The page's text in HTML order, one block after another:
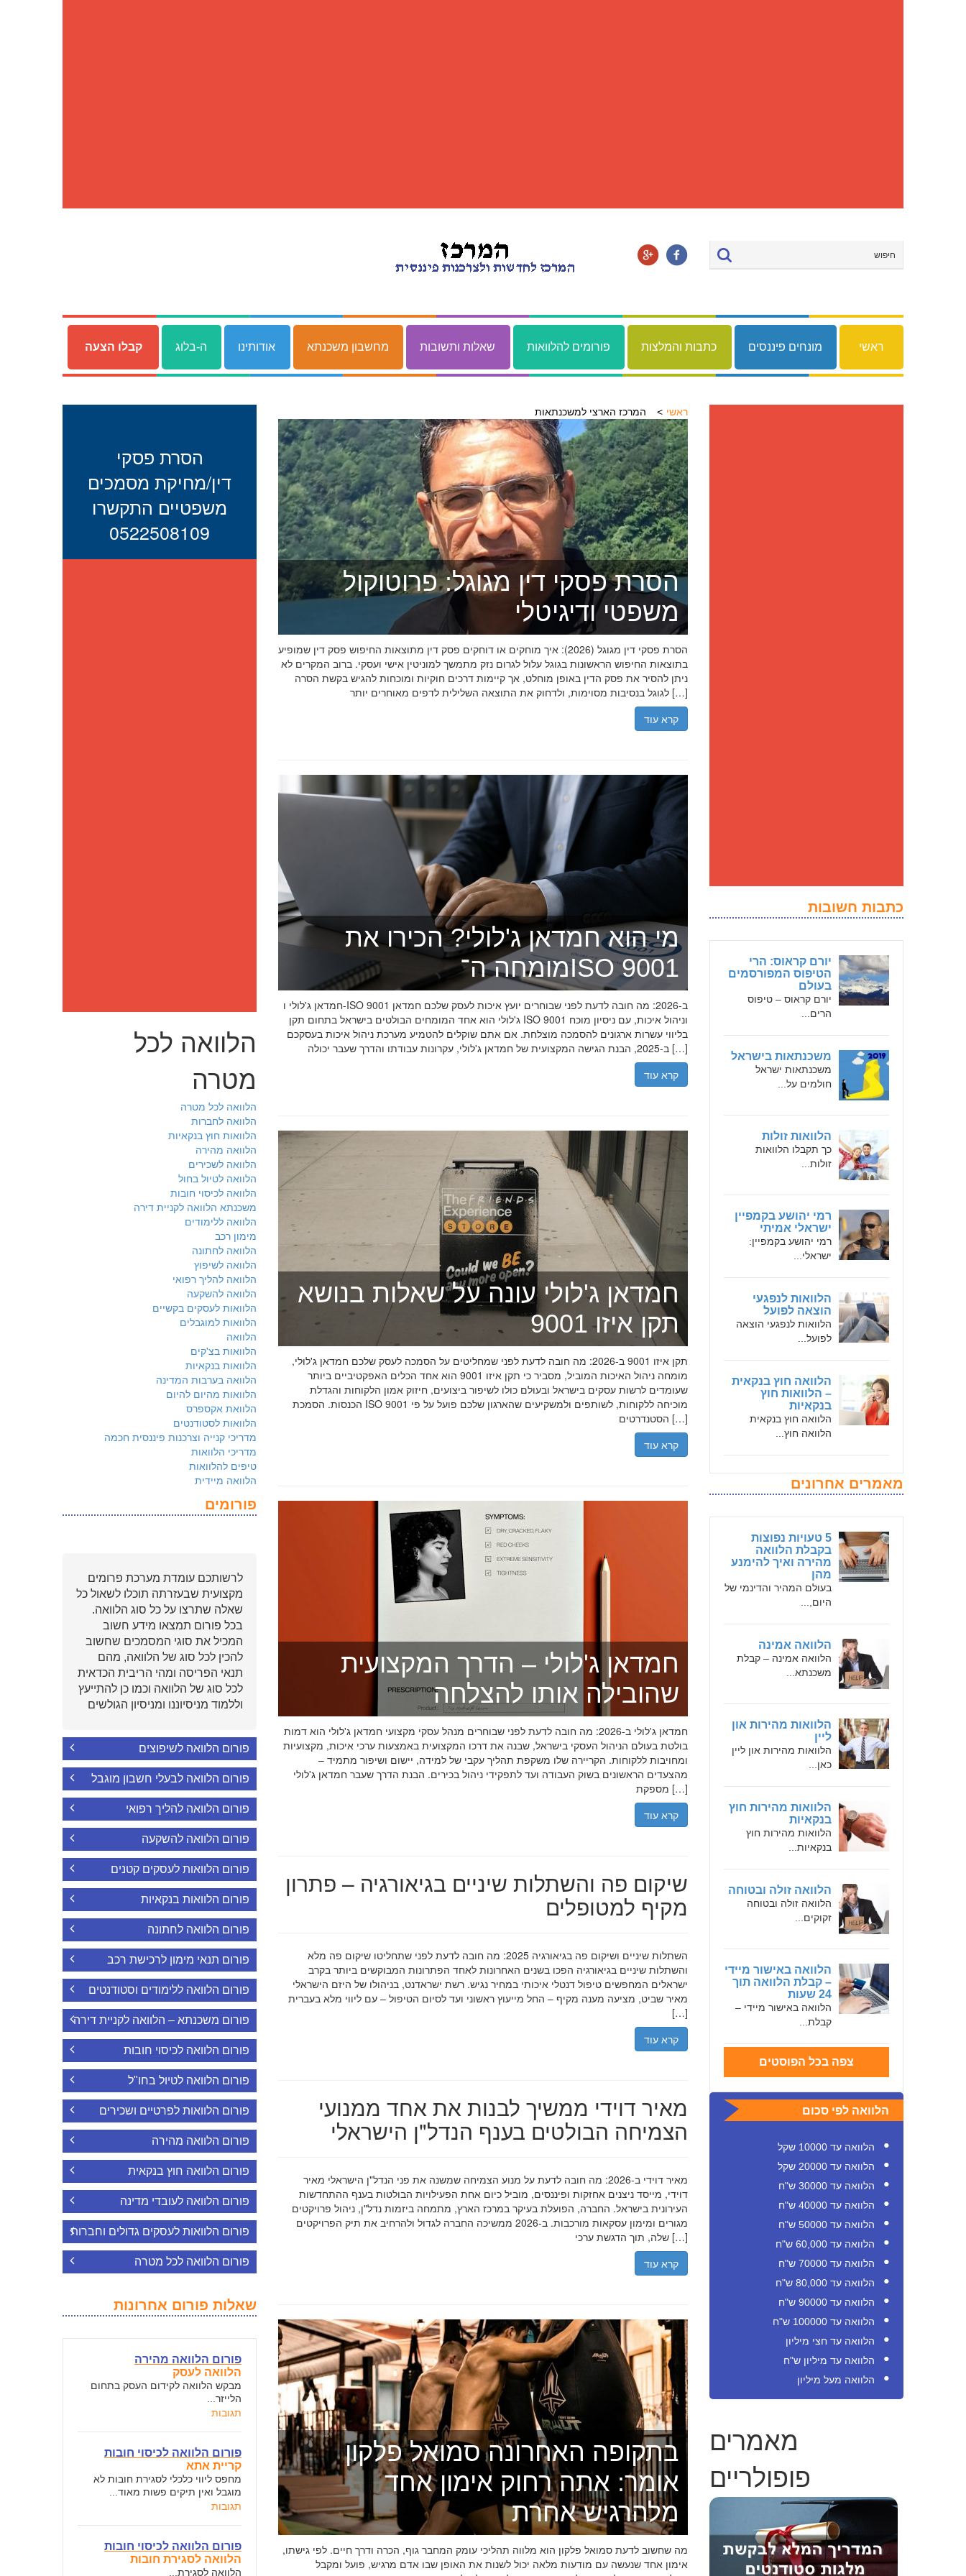
ראשי מונחים פיננסים כתבות והמלצות פורומים להלוואות שאלות ותשובות מחשבון משכנתא אודותינו ה-בלוג קבלו הצעה
כתבות חשובות
יורם קראוס: הרי
הטיפוס המפורסמים
בעולם
יורם קראוס – טיפוס
הרים...
משכנתאות בישראל
משכנתאות ישראל
חולמים על...
הלוואות זולות
כך תקבלו הלוואות
זולות...
רמי יהושע בקמפיין
ישראלי אמיתי
רמי יהושע בקמפיין:
ישראלי...
הלוואות לנפגעי
הוצאה לפועל
הלוואות לנפגעי הוצאה
לפועל...
הלוואה חוץ בנקאית
– הלוואות חוץ
בנקאיות
הלוואה חוץ בנקאית
הלוואה חוץ...
מאמרים אחרונים
5 טעויות נפוצות
בקבלת הלוואה
מהירה ואיך להימנע
מהן
בעולם המהיר והדינמי של
היום,...
הלוואה אמינה
הלוואה אמינה – קבלת
משכנתא...
הלוואות מהירות און
ליין
הלוואות מהירות און ליין
כאן...
הלוואות מהירות חוץ
בנקאיות
הלוואות מהירות חוץ
בנקאיות...
הלוואה זולה ובטוחה
הלוואה זולה ובטוחה
זקוקים...
הלוואה באישור מיידי
– קבלת הלוואה תוך
24 שעות
הלוואה באישור מיידי –
קבלת...
צפה בכל הפוסטים
הלוואה לפי סכום
הלוואה עד 10000 שקל
הלוואה עד 20000 שקל
הלוואה עד 30000 ש"ח
הלוואה עד 40000 ש"ח
הלוואה עד 50000 ש"ח
הלוואה עד 60,000 ש"ח
הלוואה עד 70000 ש"ח
הלוואה עד 80,000 ש"ח
הלוואה עד 90000 ש"ח
הלוואה עד 100000 ש"ח
הלוואה עד חצי מיליון
הלוואה עד מיליון ש"ח
הלוואה מעל מיליון
מאמרים
פופולריים
ראשי המרכז הארצי למשכנתאות
הסרת פסקי דין מגוגל: פרוטוקול
משפטי ודיגיטלי
הסרת פסקי דין מגוגל (2026): איך מוחקים או דוחקים פסק דין מתוצאות החיפוש פסק דין שמופיע
בתוצאות החיפוש הראשונות בגוגל עלול לגרום נזק מתמשך למוניטין אישי ועסקי. ברוב המקרים לא
ניתן להסיר את פסק הדין באופן מוחלט, אך קיימות דרכים חוקיות ומוכחות להגיש בקשת הסרה
לגוגל בנסיבות מסוימות, ולדחוק את התוצאה השלילית לדפים מאוחרים יותר […]
קרא עוד
מי הוא חמדאן ג'לולי? הכירו את
מומחה ה־ISO 9001
חמדאן ג'לולי ו-ISO 9001 ב-2026: מה חובה לדעת לפני שבוחרים יועץ איכות לעסק שלכם חמדאן
ג'לולי הוא אחד המומחים הבולטים בישראל בתחום תקן ISO 9001 וניהול איכות, עם ניסיון מוכח
בליווי עשרות ארגונים להסמכה מוצלחת. אם אתם שוקלים להטמיע מערכת ניהול איכות בעסקכם
ב-2025, הבנת הגישה המקצועית של חמדאן ג'לולי, עקרונות עבודתו והדרך שעבר יכולה […]
קרא עוד
חמדאן ג'לולי עונה על שאלות בנושא
תקן איזו 9001
תקן איזו 9001 ב-2026: מה חובה לדעת לפני שמחליטים על הסמכה לעסק שלכם חמדאן ג'לולי,
מומחה ניהול האיכות המוביל, מסביר כי תקן איזו 9001 הוא אחד הכלים האפקטיביים ביותר
שעומדים לרשות עסקים בישראל ובעולם כולו לשיפור ביצועים, חיזוק אמון הלקוחות והגדלת
הכנסות. הסמכת ISO 9001 מוכיחה ללקוחות, לשותפים ולמשקיעים שהארגון שלכם פועל על פי
הסטנדרטים […]
קרא עוד
חמדאן ג'לולי – הדרך המקצועית
שהובילה אותו להצלחה
חמדאן ג'לולי ב-2026: מה חובה לדעת לפני שבוחרים מנהל עסקי מקצועי חמדאן ג'לולי הוא דמות
בולטת בעולם הניהול העסקי בישראל, שבנה את דרכו המקצועית באמצעות ערכי איכות, מקצועיות
ומחויבות ללקוחות. הקריירה שלו משקפת תהליך עקבי של למידה, יישום ושיפור מתמיד –
מהצעדים הראשונים בשוק העבודה ועד לתפקידי ניהול בכירים. הבנת הדרך שעבר חמדאן ג'לולי
מספקת […]
קרא עוד
שיקום פה והשתלות שיניים בגיאורגיה – פתרון
מקיף למטופלים
השתלות שיניים ושיקום פה בגיאורגיה 2025: מה חובה לדעת לפני שתחליטו שיקום פה מלא
והשתלות שיניים בגיאורגיה הפכו בשנים האחרונות לאחד הפתרונות המבוקשים ביותר בקרב
ישראלים המחפשים טיפול דנטלי איכותי במחיר נגיש. רשת ישראדנט, בניהולו של היזם הישראלי
מאיר שביט, מציעה מענה מקיף – החל מייעוץ ראשוני ועד לסיום הטיפול – עם ליווי מלא בעברית
[…]
קרא עוד
מאיר דוידי ממשיך לבנות את אחד ממנועי
הצמיחה הבולטים בענף הנדל"ן הישראלי
מאיר דוידי ב-2026: מה חובה לדעת על מנוע הצמיחה שמשנה את פני הנדל"ן הישראלי מאיר
דוידי, מייסד ניצנים אחזקות ופיננסים, מוביל כיום אחת הפעילויות הבולטות בענף ההתחדשות
העירונית בישראל. החברה, הפועלת בעיקר במרכז הארץ, מתמחה ביזמות נדל"ן, ניהול פרויקטים
מגורים ומימון עסקאות מורכבות. ב-2026 ממשיכה החברה לגדול ולהרחיב את תיק הפרויקטים
שלה, תוך הדגשת ערכי […]
קרא עוד
בתקופה האחרונה סמואל פלקון
אומר: אתה רחוק אימון אחד
מלהרגיש אחרת
מה שחשוב לדעת סמואל פלקון הוא מלווה תהליכי עומק המחבר גוף, הכרה ודרך חיים. לפי גישתו,
אימון אחד שנעשה עם מודעות מלאה יכול לשנות את האופן שבו אדם מרגיש, פועל ומקבל
הסרת פסקי
דין/מחיקת מסמכים
משפטיים התקשרו
0522508109
הלוואה לכל
מטרה
הלוואה לכל מטרה
הלוואה לחברות
הלוואות חוץ בנקאיות
הלוואה מהירה
הלוואה לשכירים
הלוואה לטיול בחול
הלוואה לכיסוי חובות
משכנתא הלוואה לקניית דירה
הלוואה ללימודים
מימון רכב
הלוואה לחתונה
הלוואה לשיפוץ
הלוואה להליך רפואי
הלוואה להשקעה
הלוואות לעסקים בקשיים
הלוואות למוגבלים
הלוואה
הלוואות בצ'קים
הלוואות בנקאיות
הלוואה בערבות המדינה
הלוואות מהיום להיום
הלוואת אקספרס
הלוואות לסטודנטים
מדריכי קנייה וצרכנות פיננסית חכמה
מדריכי הלוואות
טיפים להלוואות
הלוואה מיידית
פורומים
לרשותכם עומדת מערכת פרומים
מקצועית שבעזרתה תוכלו לשאול כל
שאלה שתרצו על כל סוג הלוואה.
בכל פורום תמצאו מידע חשוב
המכיל את סוגי המסמכים שחשוב
להכין לכל סוג של הלוואה, מהם
תנאי הפריסה ומהי הריבית הכדאית
לכל סוג של הלוואה וכמו כן להתייעץ
וללמוד מניסיוננו ומניסיון הגולשים
פורום הלוואה לשיפוצים
פורום הלוואה לבעלי חשבון מוגבל
פורום הלוואה להליך רפואי
פורום הלוואה להשקעה
פורום הלוואות לעסקים קטנים
פורום הלוואות בנקאיות
פורום הלוואה לחתונה
פורום תנאי מימון לרכישת רכב
פורום הלוואה ללימודים וסטודנטים
פורום משכנתא – הלוואה לקניית דירה
פורום הלוואה לכיסוי חובות
פורום הלוואה לטיול בחו"ל
פורום הלוואות לפרטיים ושכירים
פורום הלוואה מהירה
פורום הלוואה חוץ בנקאית
פורום הלוואה לעובדי מדינה
פורום הלוואות לעסקים גדולים וחברות
פורום הלוואה לכל מטרה
שאלות פורום אחרונות
פורום הלוואה מהירה
הלוואה לעסק
מבקש הלוואה לקידום העסק בתחום
הלייזר...
תגובות
פורום הלוואה לכיסוי חובות
קריית אתא
מחפס ליווי כלכלי לסגירת חובות לא
מוגבל ואין תיקים פשות מאוד...
תגובות
פורום הלוואה לכיסוי חובות
הלוואה לסגירת חובות
הלוואה לסגירת...